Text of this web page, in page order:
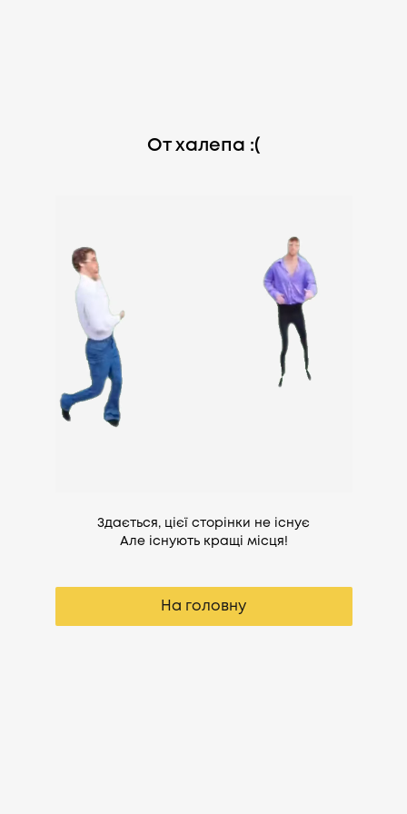
От халепа :(
Здається, цієї сторінки не існує
Але існують кращі місця!
На головну